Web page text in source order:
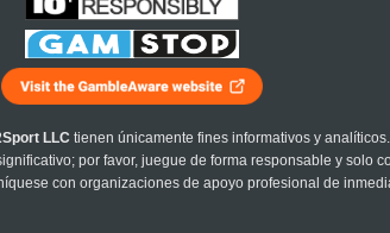
LLC tienen únicamente fines informativos y
por favor, juegue de forma responsable y solo
con organizaciones de apoyo profesional de